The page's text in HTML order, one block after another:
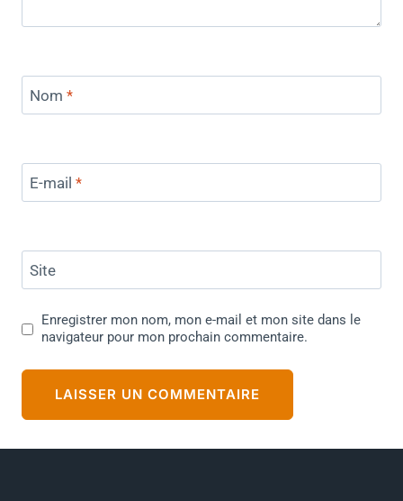
Nom *
E-mail *
Site
Enregistrer mon nom, mon e-mail et mon site dans le
navigateur pour mon prochain commentaire.